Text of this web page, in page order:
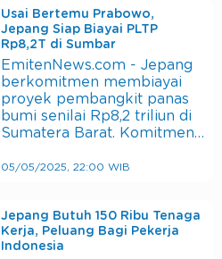
Usai Bertemu Prabowo,
Jepang Siap Biayai PLTP
Rp8,2T di Sumbar
EmitenNews.com - Jepang
berkomitmen membiayai
proyek pembangkit panas
bumi senilai Rp8,2 triliun di
Sumatera Barat. Komitmen…
05/05/2025, 22:00 WIB
Jepang Butuh 150 Ribu Tenaga
Kerja, Peluang Bagi Pekerja
Indonesia